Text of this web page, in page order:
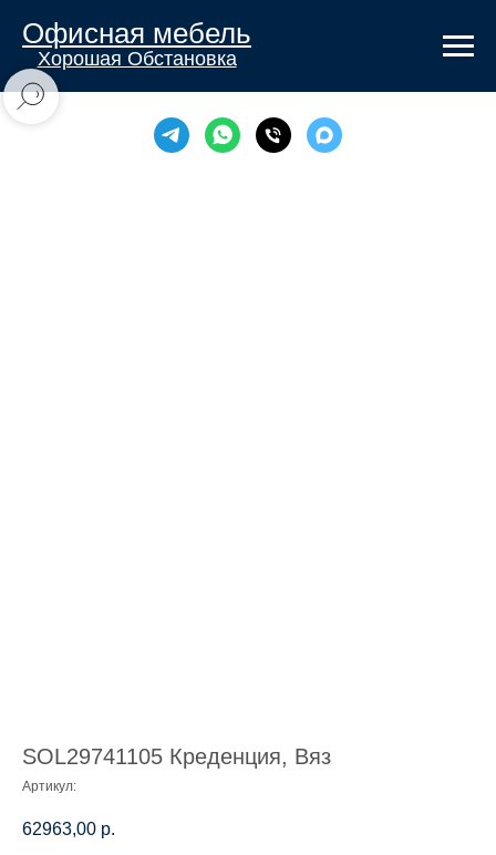
Офисная мебель
Хорошая Обстановка
SOL29741105 Креденция, Вяз
Артикул:
62963,00 р.